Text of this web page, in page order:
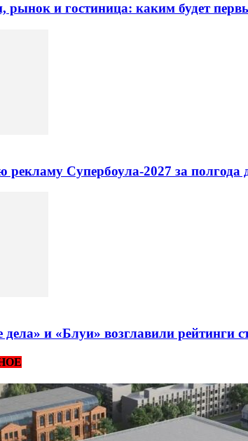
рынок и гостиница: каким будет
рекламу Супербоула-2027 за
и «Блуи» возглавили рейтинги